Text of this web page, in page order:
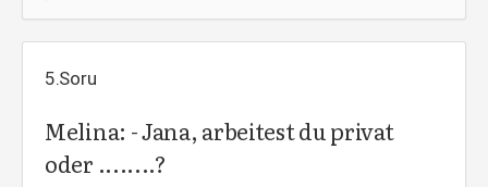
5.Soru
Melina: - Jana, arbeitest du privat
oder ........?